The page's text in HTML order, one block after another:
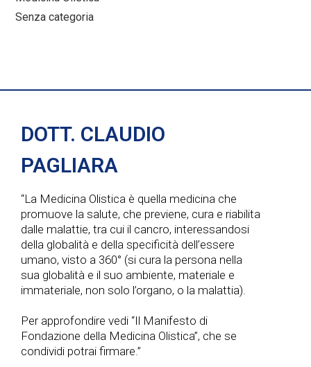
Senza categoria
DOTT. CLAUDIO
PAGLIARA
“La Medicina Olistica è quella medicina che
promuove la salute, che previene, cura e riabilita
dalle malattie, tra cui il cancro, interessandosi
della globalità e della specificità dell’essere
umano, visto a 360° (si cura la persona nella
sua globalità e il suo ambiente, materiale e
immateriale, non solo l’organo, o la malattia).
Per approfondire vedi “Il Manifesto di
Fondazione della Medicina Olistica”, che se
condividi potrai firmare.”